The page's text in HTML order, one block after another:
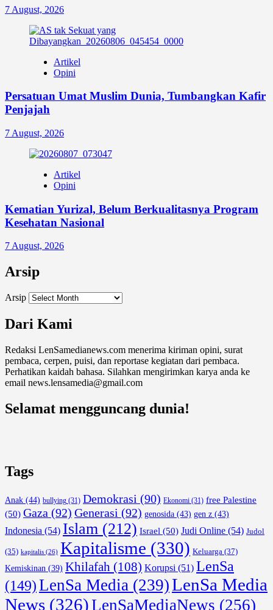
7 August, 2026
Artikel
Opini
Persatuan Umat Muslim Dunia, Tumbangkan Kafir
Penjajah
7 August, 2026
Artikel
Opini
Kematian Yurizal, Belum Berkualitasnya Program
Kesehatan Nasional
7 August, 2026
Arsip
Arsip
Dari Kami
Redaksi LenSamedianews.com menerima kiriman opini, surat
pembaca, cerpen, puisi, dan reportase kegiatan dari pembaca.
Perhatikan kaidah bahasa. Silahkan mengirimkan karya anda ke
email news.lensamedia@gmail.com
Selamat mengguncang dunia!
Tags
Anak (44) bullying (31) Demokrasi (90) Ekonomi (31) free Palestine
(50) Gaza (92) Generasi (92) genosida (43) gen z (43)
Indonesia (54) Islam (212) Israel (50) Judi Online (54) Judol
(35) kapitalis (26) Kapitalisme (330) Keluarga (37)
Kemiskinan (39) Khilafah (108) Korupsi (51) LenSa
(149)LenSa Media (239)LenSa Media
News (326)LenSaMediaNews (256)